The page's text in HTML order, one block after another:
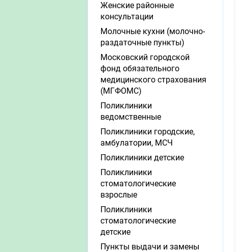
Женские районные
консультации
Молочные кухни (молочно-
раздаточные пункты)
Московский городской
фонд обязательного
медицинского страхования
(МГФОМС)
Поликлиники
ведомственные
Поликлиники городские,
амбулатории, МСЧ
Поликлиники детские
Поликлиники
стоматологические
взрослые
Поликлиники
стоматологические
детские
Пункты выдачи и замены